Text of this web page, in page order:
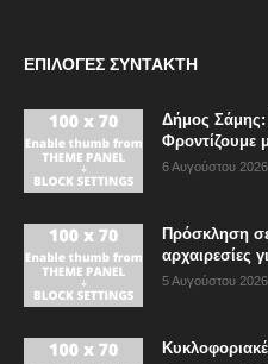
ΕΠΙΛΟΓΈΣ ΣΥΝΤΆΚΤΗ
Δήμος Σάμης:
Φροντίζουμε
6 Αυγούστου 2026
Πρόσκληση
αρχαιρεσίες
5 Αυγούστου 2026